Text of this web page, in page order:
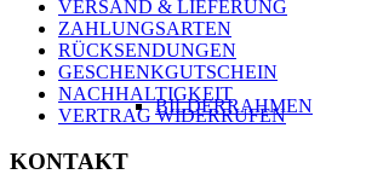
BILDERRAHMEN
VERSAND & LIEFERUNG
ZAHLUNGSARTEN
RÜCKSENDUNGEN
GESCHENKGUTSCHEIN
NACHHALTIGKEIT
VERTRAG WIDERRUFEN
KONTAKT